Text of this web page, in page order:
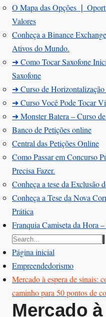
O Mapa das Opções ❘
Valores
Conheça a Binance
Ativos do Mundo.
➜ Como Tocar Saxofone
Saxofone
➜ Curso de
➜ Curso Você Pode Tocar
➜ Monster Batera – Curso
Banco de Petições online
Central das Petições Online
Como Passar em Concurso
Precisa Fazer.
Conheça a tese da
Conheça a Tese da Nova
Prática
Franquia Camiseta da Hora
Página inicial
Empreendedorismo
Mercado à espera de sinais:
caminho para 50 pontos de
Mercado